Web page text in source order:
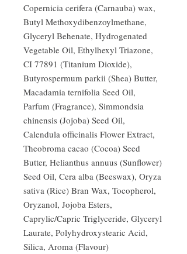
Copernicia cerifera (Carnauba) wax,
Butyl Methoxydibenzoylmethane,
Glyceryl Behenate, Hydrogenated
Vegetable Oil, Ethylhexyl Triazone,
CI 77891 (Titanium Dioxide),
Butyrospermum parkii (Shea) Butter,
Macadamia ternifolia Seed Oil,
Parfum (Fragrance), Simmondsia
chinensis (Jojoba) Seed Oil,
Calendula officinalis Flower Extract,
Theobroma cacao (Cocoa) Seed
Butter, Helianthus annuus (Sunflower)
Seed Oil, Cera alba (Beeswax), Oryza
sativa (Rice) Bran Wax, Tocopherol,
Oryzanol, Jojoba Esters,
Caprylic/Capric Triglyceride, Glyceryl
Laurate, Polyhydroxystearic Acid,
Silica, Aroma (Flavour)